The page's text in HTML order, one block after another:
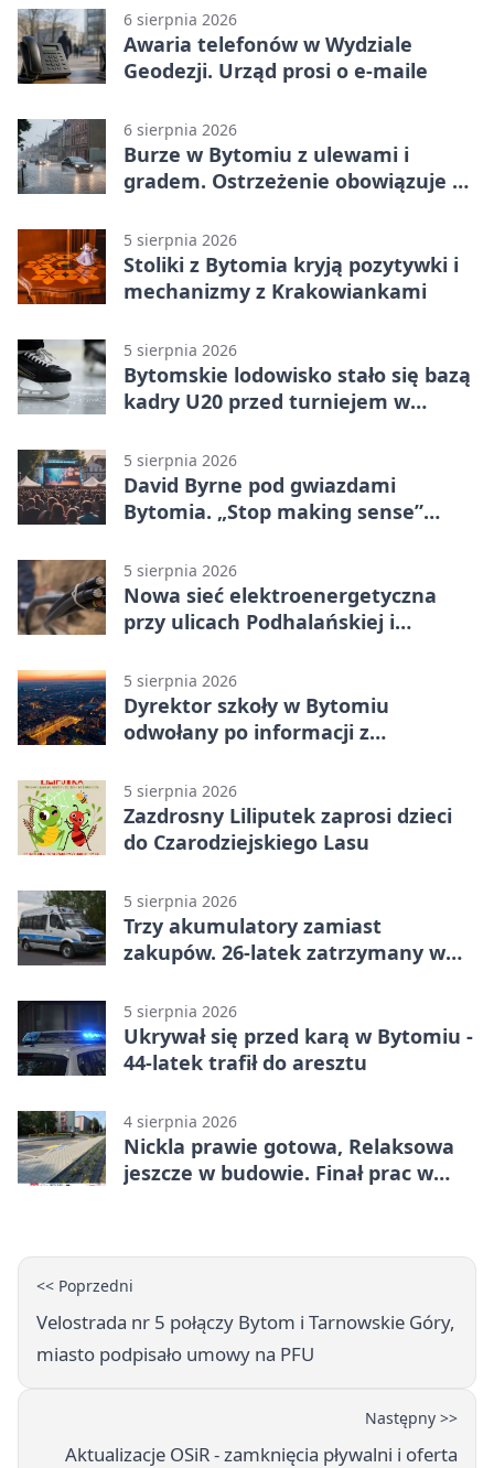
6 sierpnia 2026
Awaria telefonów w Wydziale
Geodezji. Urząd prosi o e-maile
6 sierpnia 2026
Burze w Bytomiu z ulewami i
gradem. Ostrzeżenie obowiązuje do
5 sierpnia 2026
Stoliki z Bytomia kryją pozytywki i
mechanizmy z Krakowiankami
5 sierpnia 2026
Bytomskie lodowisko stało się bazą
kadry U20 przed turniejem w
5 sierpnia 2026
David Byrne pod gwiazdami
Bytomia. „Stop making sense”
5 sierpnia 2026
Nowa sieć elektroenergetyczna
przy ulicach Podhalańskiej i
5 sierpnia 2026
Dyrektor szkoły w Bytomiu
odwołany po informacji z
5 sierpnia 2026
Zazdrosny Liliputek zaprosi dzieci
do Czarodziejskiego Lasu
5 sierpnia 2026
Trzy akumulatory zamiast
zakupów. 26-latek zatrzymany w
5 sierpnia 2026
Ukrywał się przed karą w Bytomiu -
44-latek trafił do aresztu
4 sierpnia 2026
Nickla prawie gotowa, Relaksowa
jeszcze w budowie. Finał prac w
<< Poprzedni
Velostrada nr 5 połączy Bytom i Tarnowskie Góry,
miasto podpisało umowy na PFU
Następny >>
Aktualizacje OSiR - zamknięcia pływalni i oferta